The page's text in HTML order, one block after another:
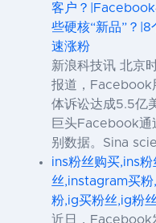
客户？
些硬核“新品”？
速涨粉
新浪科技讯 北京
报道，Facebook
体诉讼达成5.5亿
巨头Facebook通
别数据。Sina
ins粉丝购买,ins
丝,instagram买
粉,ig买粉丝,ig粉
近日，Facebook